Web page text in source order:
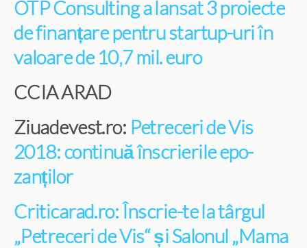
OTP Consulting a lansat 3 proiecte
de finanțare pentru startup-uri în
valoare de 10,7 mil. euro
CCIA ARAD
Ziuadevest.ro: Petreceri de Vis
2018: continuă înscrierile epo-
zanților
Criticarad.ro: Înscrie-te la târgul
„Petreceri de Vis“ și Salonul „Mama